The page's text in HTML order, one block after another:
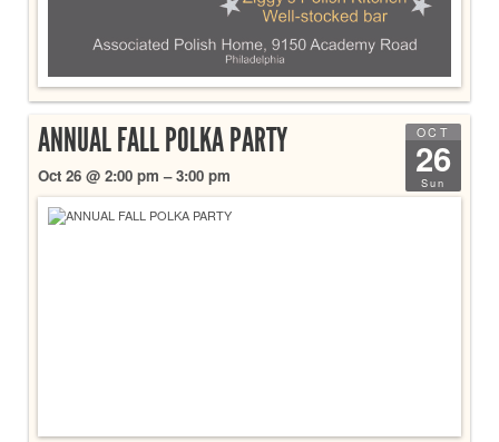
OCT
26
Sun
ANNUAL FALL POLKA PARTY
Oct 26 @ 2:00 pm – 3:00 pm